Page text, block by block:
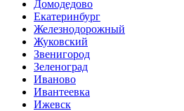
Домодедово
Екатеринбург
Железнодорожный
Жуковский
Звенигород
Зеленоград
Иваново
Ивантеевка
Ижевск